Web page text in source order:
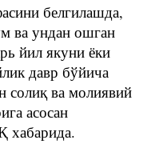
белгилашда,
ва ундан ошган
йил якуни ёки
давр бўйича
солиқ ва молиявий
асосан
хабарида.